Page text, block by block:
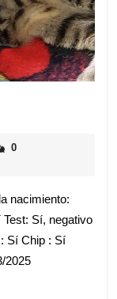
0
nacimiento:
Sí, negativo
Sí Chip : Sí
2025